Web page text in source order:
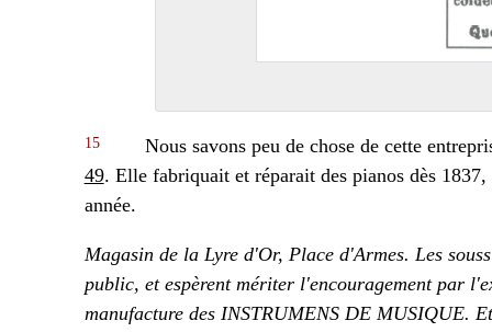
15
Nous savons peu de chose de cette
49. Elle fabriquait et réparait des pianos dès
année.
Magasin de la Lyre d'Or, Place d'Armes. Les
public, et espèrent mériter l'encouragement par
manufacture des INSTRUMENS DE MUSIQUE.